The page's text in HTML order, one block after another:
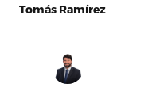
Tomás Ramírez